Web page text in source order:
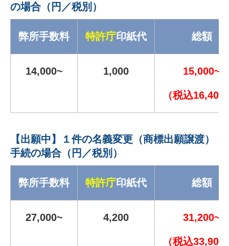
の場合（円／税別）
弊所手数料 特許庁印紙代 総額
14,000~ 1,000 15,000~
（税込
【出願中】１件の名義変更（商標出願譲渡）
手続の場合（円／税別）
弊所手数料 特許庁印紙代 総額
27,000~ 4,200 31,200~
（税込